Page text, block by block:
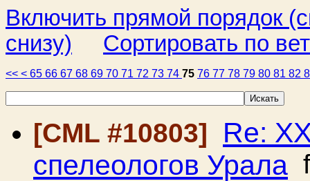
Включить прямой порядок
снизу)
Сортировать по
<< < 65 66 67 68 69 70 71 72 73 74 75 76 77 78 79 80 81 82
[CML #10803] Re:
спелеологов Урала